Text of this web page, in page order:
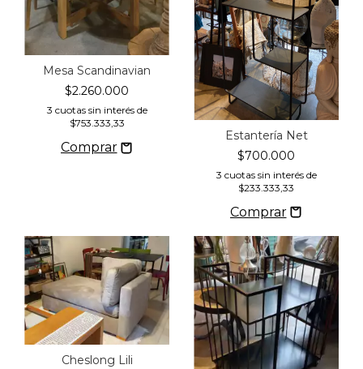
Mesa Scandinavian
$2.260.000
3 cuotas sin interés de
$753.333,33
Estantería Net
$700.000
3 cuotas sin interés de
$233.333,33
Cheslong Lili